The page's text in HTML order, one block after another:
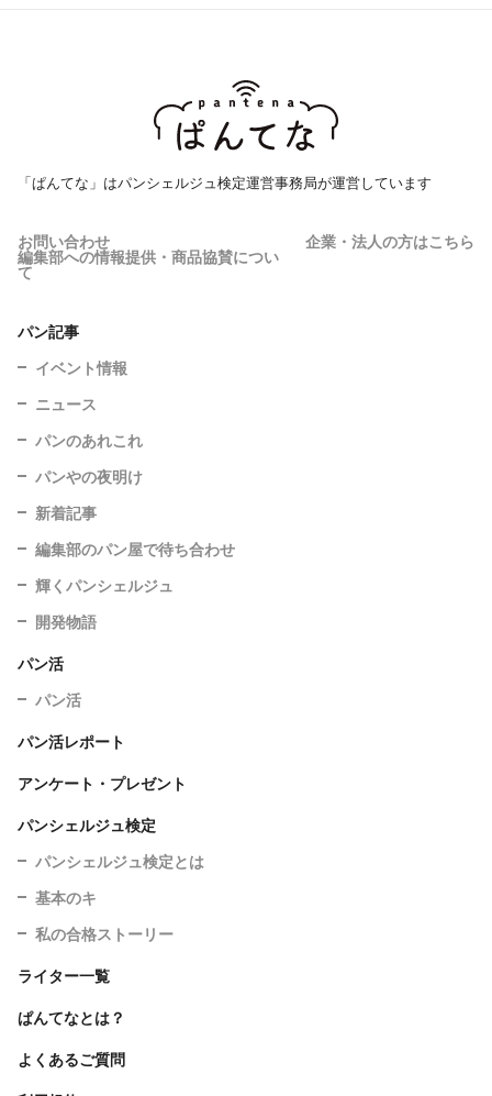
「ぱんてな」はパンシェルジュ検定運営事務局が運営しています
お問い合わせ 企業・法人の方はこちら
編集部への情報提供・商品協賛につい
て
パン記事
イベント情報
ニュース
パンのあれこれ
パンやの夜明け
新着記事
編集部のパン屋で待ち合わせ
輝くパンシェルジュ
開発物語
パン活
パン活
パン活レポート
アンケート・プレゼント
パンシェルジュ検定
パンシェルジュ検定とは
基本のキ
私の合格ストーリー
ライター一覧
ぱんてなとは？
よくあるご質問